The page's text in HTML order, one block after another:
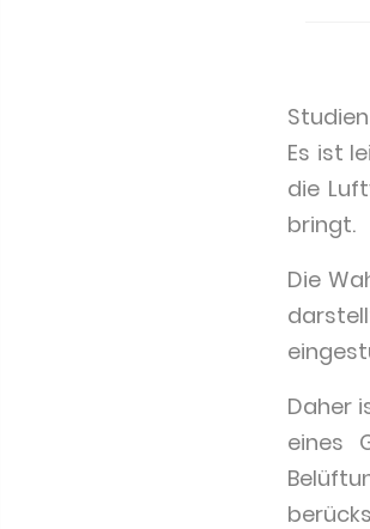
Es ist
die
bringt.
Die
Daher
eines